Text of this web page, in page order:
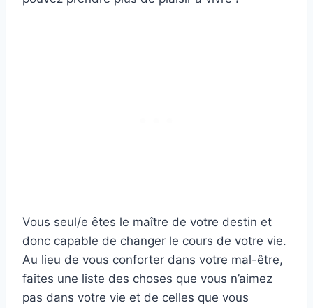
Vous seul/e êtes le maître de votre destin et
donc capable de changer le cours de votre vie.
Au lieu de vous conforter dans votre mal-être,
faites une liste des choses que vous n’aimez
pas dans votre vie et de celles que vous